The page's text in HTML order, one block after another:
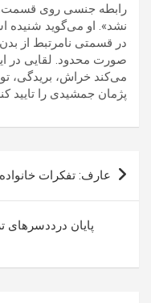
رابطه جنسی روی
نشد». او می‌گوید
در قسمتی نامرتبط از
صورت محدود. لقایی در
می‌کند خراش،‌ بریدگی،
پژمان جمشیدی را تایید
راهبری
نوشته
عارف: تفکرات
پایان درددسرهای